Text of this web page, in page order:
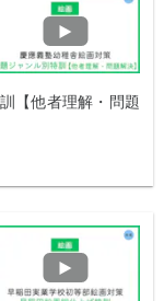
【他者理解・問題